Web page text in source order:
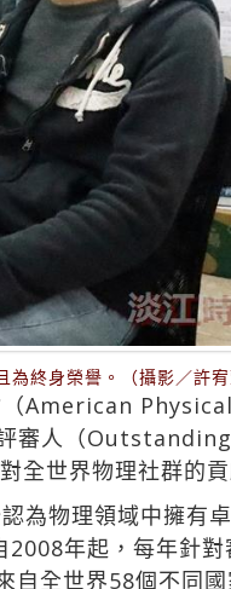
終身榮譽。（攝影／許宥
（American
審人（
全世界物理社群的貢
為物理領域中擁有
年起，每年針對
自全世界58個不同